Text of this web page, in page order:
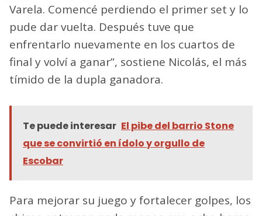
Varela. Comencé perdiendo el primer set y lo
pude dar vuelta. Después tuve que
enfrentarlo nuevamente en los cuartos de
final y volví a ganar”, sostiene Nicolás, el más
tímido de la dupla ganadora.
Te puede interesar El pibe del barrio Stone
que se convirtió en ídolo y orgullo de
Escobar
Para mejorar su juego y fortalecer golpes, los